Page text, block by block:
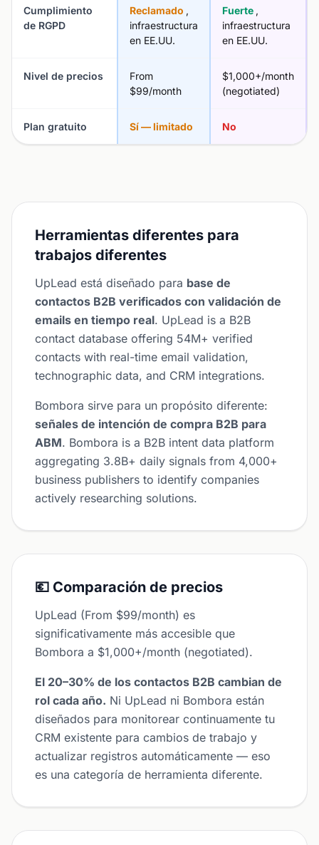
Cumplimiento
de RGPD
Reclamado ,
infraestructura
en EE.UU.
Fuerte ,
infraestructura
en EE.UU.
Nivel de precios
From
$99/month
$1,000+/month
(negotiated)
Plan gratuito Sí — limitado No
Herramientas diferentes para
trabajos diferentes
UpLead está diseñado para base de
contactos B2B verificados con validación de
emails en tiempo real. UpLead is a B2B
contact database offering 54M+ verified
contacts with real-time email validation,
technographic data, and CRM integrations.
Bombora sirve para un propósito diferente:
señales de intención de compra B2B para
ABM. Bombora is a B2B intent data platform
aggregating 3.8B+ daily signals from 4,000+
business publishers to identify companies
actively researching solutions.
💶 Comparación de precios
UpLead (From $99/month) es
significativamente más accesible que
Bombora a $1,000+/month (negotiated).
El 20–30% de los contactos B2B cambian de
rol cada año. Ni UpLead ni Bombora están
diseñados para monitorear continuamente tu
CRM existente para cambios de trabajo y
actualizar registros automáticamente — eso
es una categoría de herramienta diferente.